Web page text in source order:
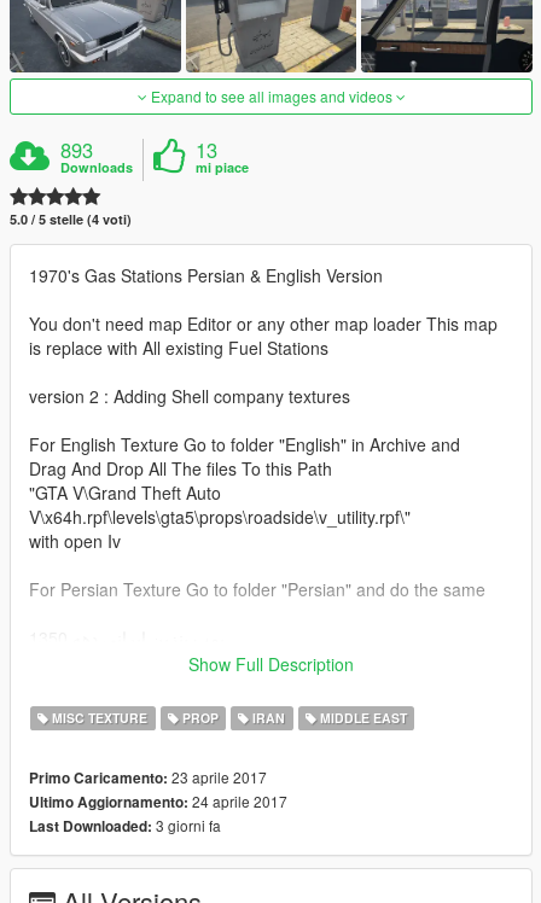
Expand to see all images and videos
893
Downloads
13
mi piace
5.0 / 5 stelle (4 voti)
1970's Gas Stations Persian & English Version
You don't need map Editor or any other map loader This map
is replace with All existing Fuel Stations
version 2 : Adding Shell company textures
For English Texture Go to folder "English" in Archive and
Drag And Drop All The files To this Path
"GTA V\Grand Theft Auto
V\x64h.rpf\levels\gta5\props\roadside\v_utility.rpf\"
with open Iv
For Persian Texture Go to folder "Persian" and do the same
می شه البته با Open iv
خواهد اگه کسی هم خواست براتون مجانیش کنه اجازه ندید چون بعدا
می کندش لیتری 1000 تومن اون وقت حسرت بیرون رفتن به دلتون
می مونه
Show Full Description
MISC TEXTURE PROP IRAN MIDDLE EAST
Primo Caricamento: 23 aprile 2017
Ultimo Aggiornamento: 24 aprile 2017
Last Downloaded: 3 giorni fa